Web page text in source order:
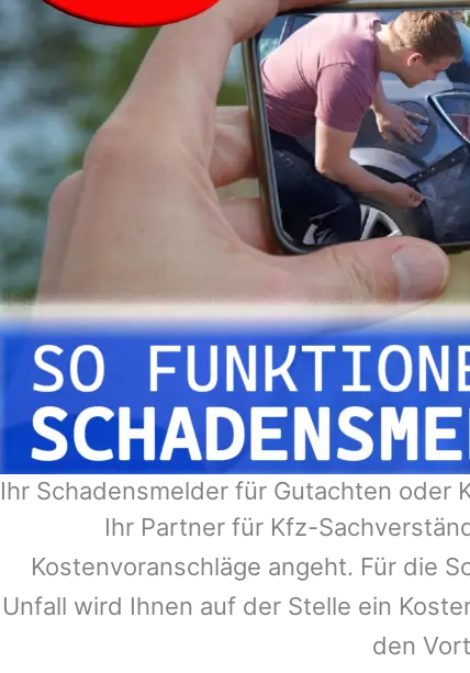
Ihr Schadensmelder für Gutachten oder
Ihr Partner für Kfz-
Kostenvoranschläge angeht. Für die
Unfall wird Ihnen auf der Stelle ein
den